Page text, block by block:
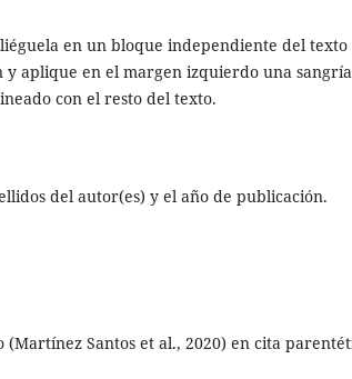
en un bloque independiente del texto
y aplique en el margen izquierdo una
con el resto del texto.
del autor(es) y el año de publicación.
Santos et al., 2020) en cita